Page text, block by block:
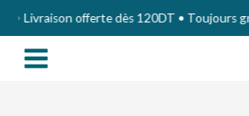
Aller
au
contenu
Livraison offerte dès 120DT • Toujours